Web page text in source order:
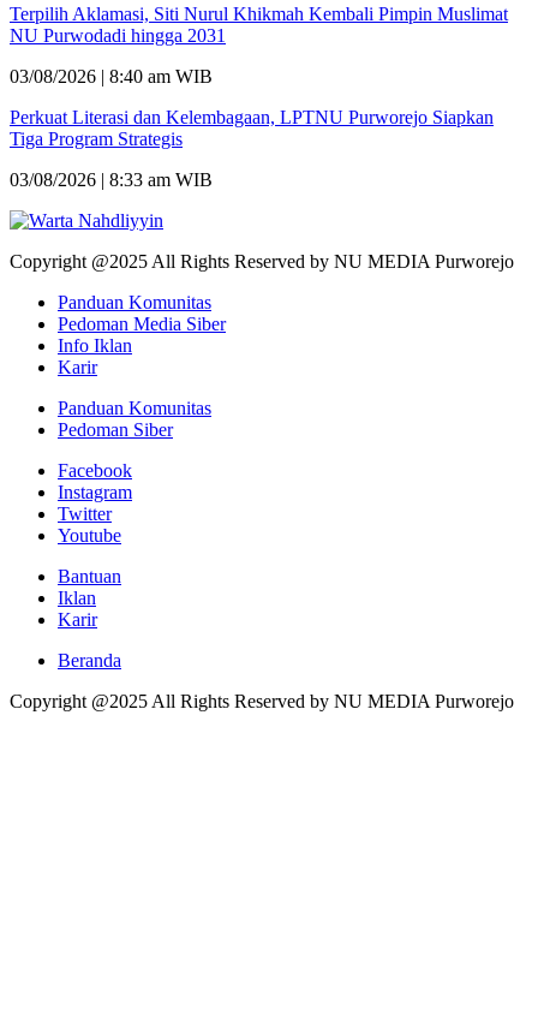
Terpilih Aklamasi, Siti Nurul Khikmah Kembali Pimpin Muslimat
NU Purwodadi hingga 2031
03/08/2026 | 8:40 am WIB
Perkuat Literasi dan Kelembagaan, LPTNU Purworejo Siapkan
Tiga Program Strategis
03/08/2026 | 8:33 am WIB
Copyright @2025 All Rights Reserved by NU MEDIA Purworejo
Panduan Komunitas
Pedoman Media Siber
Info Iklan
Karir
Panduan Komunitas
Pedoman Siber
Facebook
Instagram
Twitter
Youtube
Bantuan
Iklan
Karir
Beranda
Copyright @2025 All Rights Reserved by NU MEDIA Purworejo